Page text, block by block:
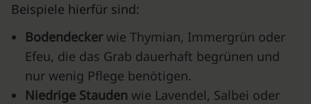
Beispiele hierfür sind:
Bodendeckerwie Thymian, Immergrün oder
Efeu, die das Grab dauerhaft begrünen und
nur wenig Pflege benötigen.
Niedrige Stauden wie Lavendel, Salbei oder